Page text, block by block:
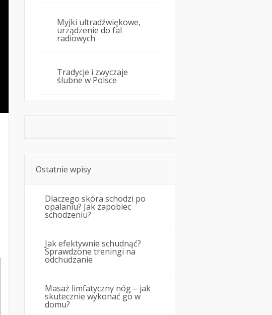
Myjki ultradźwiękowe,
urządzenie do fal
radiowych
Tradycje i zwyczaje
ślubne w Polsce
Ostatnie wpisy
Dlaczego skóra schodzi po
opalaniu? Jak zapobiec
schodzeniu?
Jak efektywnie schudnąć?
Sprawdzone treningi na
odchudzanie
Masaż limfatyczny nóg – jak
skutecznie wykonać go w
domu?